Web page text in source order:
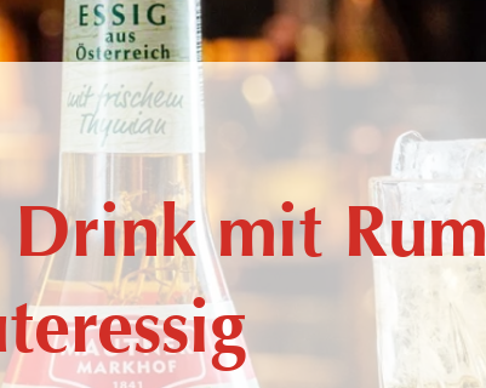
mit Rum